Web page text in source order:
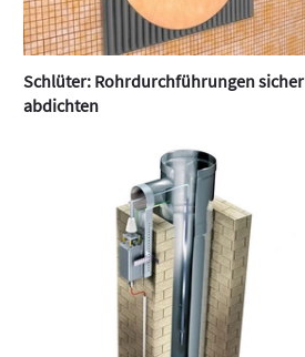
Schlüter: Rohrdurchführungen sicher
abdichten